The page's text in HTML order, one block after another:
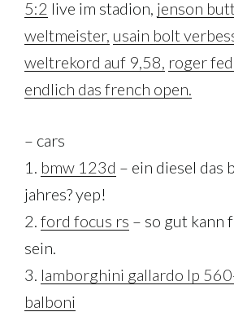
5:2 live im stadion, jenson
weltmeister, usain bolt
weltrekord auf 9,58, roger
endlich das french open.
– cars
1. bmw 123d – ein diesel das
jahres? yep!
2. ford focus rs – so gut kann
sein.
3. lamborghini gallardo lp
balboni